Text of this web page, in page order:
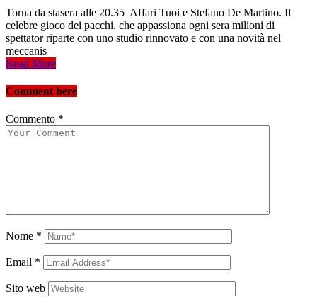
Torna da stasera alle 20.35 Affari Tuoi e Stefano De Martino. Il
celebre gioco dei pacchi, che appassiona ogni sera milioni di
spettator riparte con uno studio rinnovato e con una novità nel
meccanis
Read More
Comment here
Commento *
Nome *
Email *
Sito web